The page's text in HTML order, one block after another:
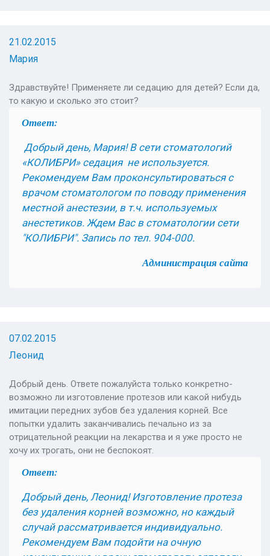
21.02.2015
Мария
Здравствуйте! Применяете ли седацию для детей? Если да,
то какую и сколько это стоит?
Ответ:
Добрый день, Мария!В сети стоматологий
«КОЛИБРИ» седация не используется.
Рекомендуем Вам проконсультироваться с
врачом стоматологом по поводу применения
местной анестезии, в т.ч. используемых
анестетиков. Ждем Вас в стоматологии сети
"КОЛИБРИ". Запись по тел. 904-000.
Администрация сайта
07.02.2015
Леонид
Добрый день. Ответе пожалуйста только конкретно-
возможно ли изготовление протезов или какой нибудь
имитации передних зубов без удаления корней. Все
попытки удалить заканчивались печально из за
отрицательной реакции на лекарства и я уже просто не
хочу их трогать, они не беспокоят.
Ответ:
Добрый день, Леонид! Изготовление протеза
без удаления корней возможно, но каждый
случай рассматривается индивидуально.
Рекомендуем Вам подойти на очную